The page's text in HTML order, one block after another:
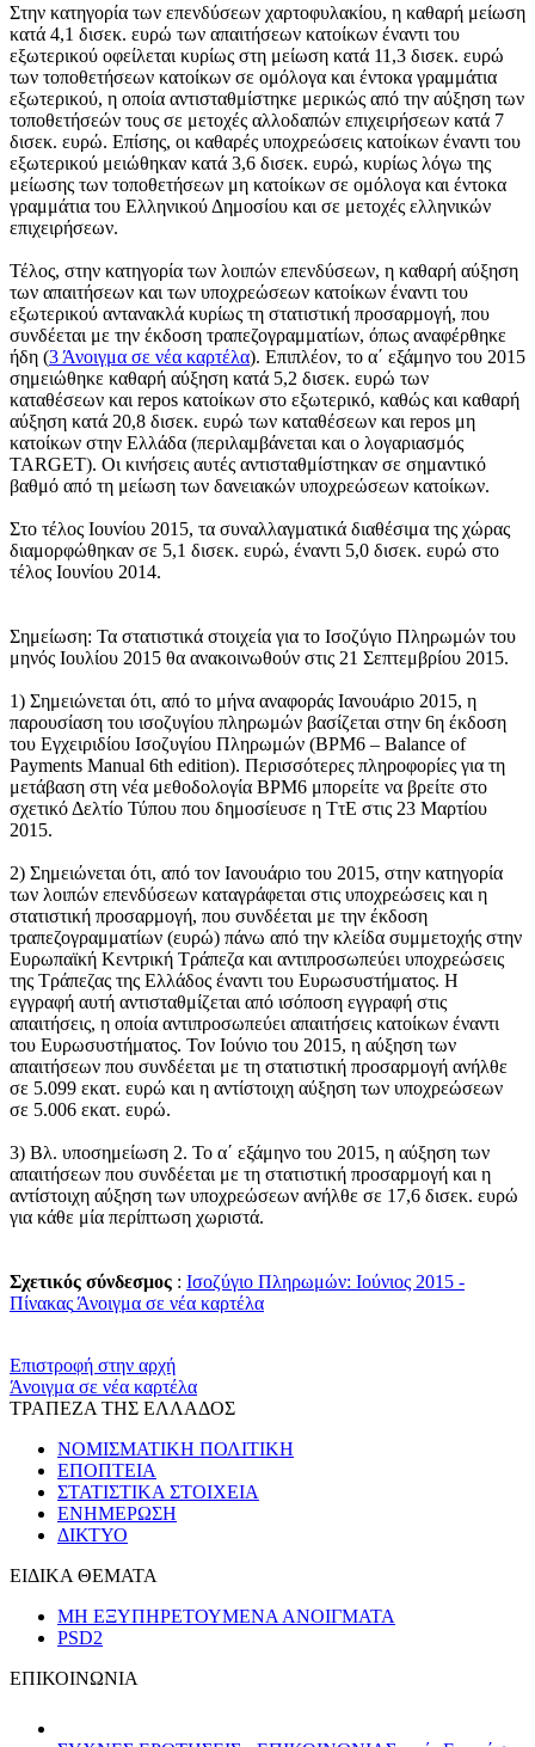
Στην κατηγορία των επενδύσεων χαρτοφυλακίου, η καθαρή μείωση
κατά 4,1 δισεκ. ευρώ των απαιτήσεων κατοίκων έναντι του
εξωτερικού οφείλεται κυρίως στη μείωση κατά 11,3 δισεκ. ευρώ
των τοποθετήσεων κατοίκων σε ομόλογα και έντοκα γραμμάτια
εξωτερικού, η οποία αντισταθμίστηκε μερικώς από την αύξηση των
τοποθετήσεών τους σε μετοχές αλλοδαπών επιχειρήσεων κατά 7
δισεκ. ευρώ. Επίσης, οι καθαρές υποχρεώσεις κατοίκων έναντι του
εξωτερικού μειώθηκαν κατά 3,6 δισεκ. ευρώ, κυρίως λόγω της
μείωσης των τοποθετήσεων μη κατοίκων σε ομόλογα και έντοκα
γραμμάτια του Ελληνικού Δημοσίου και σε μετοχές ελληνικών
επιχειρήσεων.
Τέλος, στην κατηγορία των λοιπών επενδύσεων, η καθαρή αύξηση
των απαιτήσεων και των υποχρεώσεων κατοίκων έναντι του
εξωτερικού αντανακλά κυρίως τη στατιστική προσαρμογή, που
συνδέεται με την έκδοση τραπεζογραμματίων, όπως αναφέρθηκε
ήδη (3 Άνοιγμα σε νέα καρτέλα). Επιπλέον, το α΄ εξάμηνο του 2015
σημειώθηκε καθαρή αύξηση κατά 5,2 δισεκ. ευρώ των
καταθέσεων και repos κατοίκων στο εξωτερικό, καθώς και καθαρή
αύξηση κατά 20,8 δισεκ. ευρώ των καταθέσεων και repos μη
κατοίκων στην Ελλάδα (περιλαμβάνεται και ο λογαριασμός
TARGET). Οι κινήσεις αυτές αντισταθμίστηκαν σε σημαντικό
βαθμό από τη μείωση των δανειακών υποχρεώσεων κατοίκων.
Στο τέλος Ιουνίου 2015, τα συναλλαγματικά διαθέσιμα της χώρας
διαμορφώθηκαν σε 5,1 δισεκ. ευρώ, έναντι 5,0 δισεκ. ευρώ στο
τέλος Ιουνίου 2014.
Σημείωση: Τα στατιστικά στοιχεία για το Ισοζύγιο Πληρωμών του
μηνός Ιουλίου 2015 θα ανακοινωθούν στις 21 Σεπτεμβρίου 2015.
1) Σημειώνεται ότι, από το μήνα αναφοράς Ιανουάριο 2015, η
παρουσίαση του ισοζυγίου πληρωμών βασίζεται στην 6η έκδοση
του Εγχειριδίου Ισοζυγίου Πληρωμών (BPM6 – Balance of
Payments Manual 6th edition). Περισσότερες πληροφορίες για τη
μετάβαση στη νέα μεθοδολογία BPM6 μπορείτε να βρείτε στο
σχετικό Δελτίο Τύπου που δημοσίευσε η ΤτΕ στις 23 Μαρτίου
2015.
2) Σημειώνεται ότι, από τον Ιανουάριο του 2015, στην κατηγορία
των λοιπών επενδύσεων καταγράφεται στις υποχρεώσεις και η
στατιστική προσαρμογή, που συνδέεται με την έκδοση
τραπεζογραμματίων (ευρώ) πάνω από την κλείδα συμμετοχής στην
Ευρωπαϊκή Κεντρική Τράπεζα και αντιπροσωπεύει υποχρεώσεις
της Τράπεζας της Ελλάδος έναντι του Ευρωσυστήματος. Η
εγγραφή αυτή αντισταθμίζεται από ισόποση εγγραφή στις
απαιτήσεις, η οποία αντιπροσωπεύει απαιτήσεις κατοίκων έναντι
του Ευρωσυστήματος. Τον Ιούνιο του 2015, η αύξηση των
απαιτήσεων που συνδέεται με τη στατιστική προσαρμογή ανήλθε
σε 5.099 εκατ. ευρώ και η αντίστοιχη αύξηση των υποχρεώσεων
σε 5.006 εκατ. ευρώ.
3) Βλ. υποσημείωση 2. Το α΄ εξάμηνο του 2015, η αύξηση των
απαιτήσεων που συνδέεται με τη στατιστική προσαρμογή και η
αντίστοιχη αύξηση των υποχρεώσεων ανήλθε σε 17,6 δισεκ. ευρώ
για κάθε μία περίπτωση χωριστά.
Σχετικός σύνδεσμος : Ισοζύγιο Πληρωμών: Ιούνιος 2015 -
Πίνακας Άνοιγμα σε νέα καρτέλα
Επιστροφή στην αρχή
Άνοιγμα σε νέα καρτέλα
ΤΡΑΠΕΖΑ ΤΗΣ ΕΛΛΑΔΟΣ
ΝΟΜΙΣΜΑΤΙΚΗ ΠΟΛΙΤΙΚΗ
ΕΠΟΠΤΕΙΑ
ΣΤΑΤΙΣΤΙΚΑ ΣΤΟΙΧΕΙΑ
ΕΝΗΜΕΡΩΣΗ
ΔΙΚΤΥΟ
ΕΙΔΙΚΑ ΘΕΜΑΤΑ
ΜΗ ΕΞΥΠΗΡΕΤΟΥΜΕΝΑ ΑΝΟΙΓΜΑΤΑ
PSD2
ΕΠΙΚΟΙΝΩΝΙΑ